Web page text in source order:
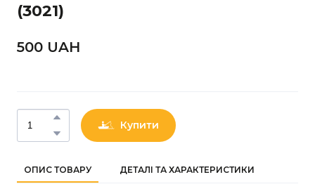
(3021)
500 UAН
Купити
ОПИС ТОВАРУ ДЕТАЛІ ТА ХАРАКТЕРИСТИКИ